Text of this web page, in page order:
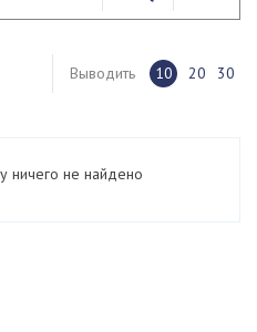
Выводить 10 20 30
ничего не найдено